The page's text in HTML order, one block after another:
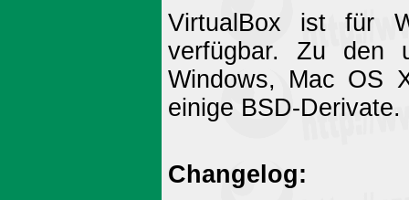
VirtualBox ist für
verfügbar. Zu den
Windows, Mac OS
einige BSD-Derivate.
Changelog: